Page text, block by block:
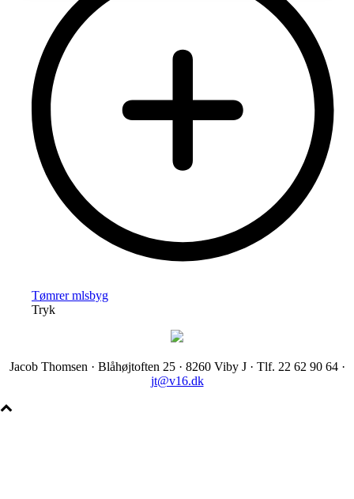
Tømrer mlsbyg
Tryk
Jacob Thomsen · Blåhøjtoften 25 · 8260 Viby J · Tlf. 22 62 90 64 ·
jt@v16.dk